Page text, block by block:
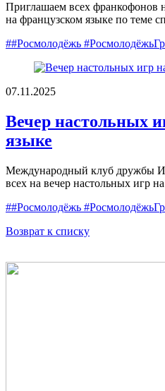
Приглашаем всех франкофонов
на французском языке по теме
##Росмолодёжь
07.11.2025
Вечер настольных
языке
Международный клуб дружбы
всех на вечер настольных игр
##Росмолодёжь
Возврат к списку